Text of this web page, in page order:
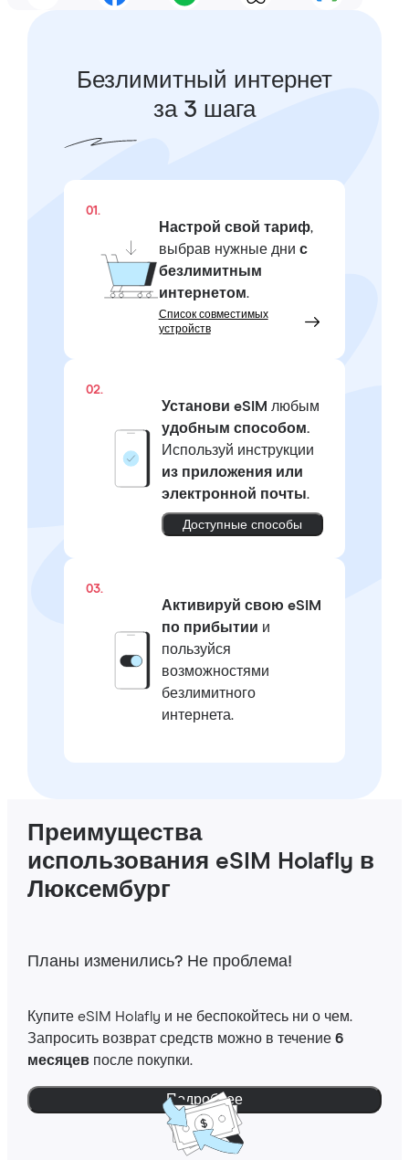
Безлимитный интернет
за 3 шага
01.
Настрой свой тариф,
выбрав нужные дни с
безлимитным
интернетом.
Список совместимых
устройств
02.
Установи eSIM любым
удобным способом.
Используй инструкции
из приложения или
электронной почты.
Доступные способы
03.
Активируй свою eSIM
по прибытии и
пользуйся
возможностями
безлимитного
интернета.
Преимущества
использования eSIM Holafly в
Люксембург
Планы изменились? Не проблема!
Купите eSIM Holafly и не беспокойтесь ни о чем.
Запросить возврат средств можно в течение 6
месяцевпосле покупки.
Подробнее